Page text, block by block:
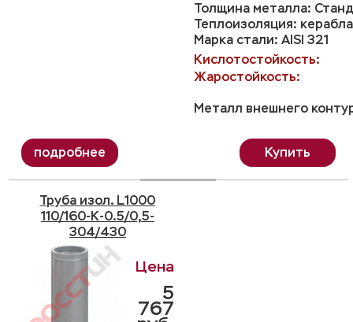
Толщина металла:
Теплоизоляция:
Марка стали: AISI 321
Кислотостойкость:
Жаростойкость:
Металл внешнего
Купить
Труба изол. L1000
110/160-K-0.5/0,5-
304/430
5
767